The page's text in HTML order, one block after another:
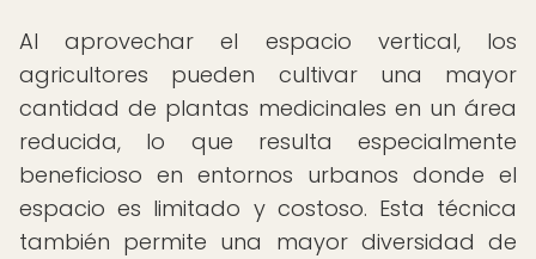
Al aprovechar el espacio vertical, los
agricultores pueden cultivar una mayor
cantidad de plantas medicinales en un área
reducida, lo que resulta especialmente
beneficioso en entornos urbanos donde el
espacio es limitado y costoso. Esta técnica
también permite una mayor diversidad de